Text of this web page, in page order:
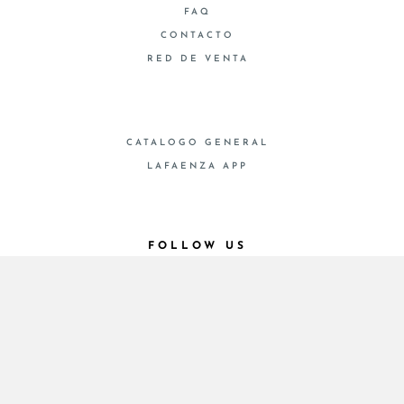
FAQ
CONTACTO
RED DE VENTA
CATALOGO GENERAL
LAFAENZA APP
FOLLOW US